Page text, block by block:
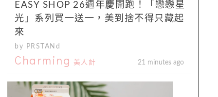
EASY SHOP 26週年慶開跑！「戀戀星
光」系列買一送一，美到捨不得只藏起
來
by PRSTANd
Charming 美人計 21 minutes ago